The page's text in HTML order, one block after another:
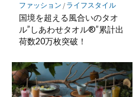
ファッション / ライフスタイル
国境を超える風合いのタオ
ル”しあわせタオル®”累計出
荷数20万枚突破！